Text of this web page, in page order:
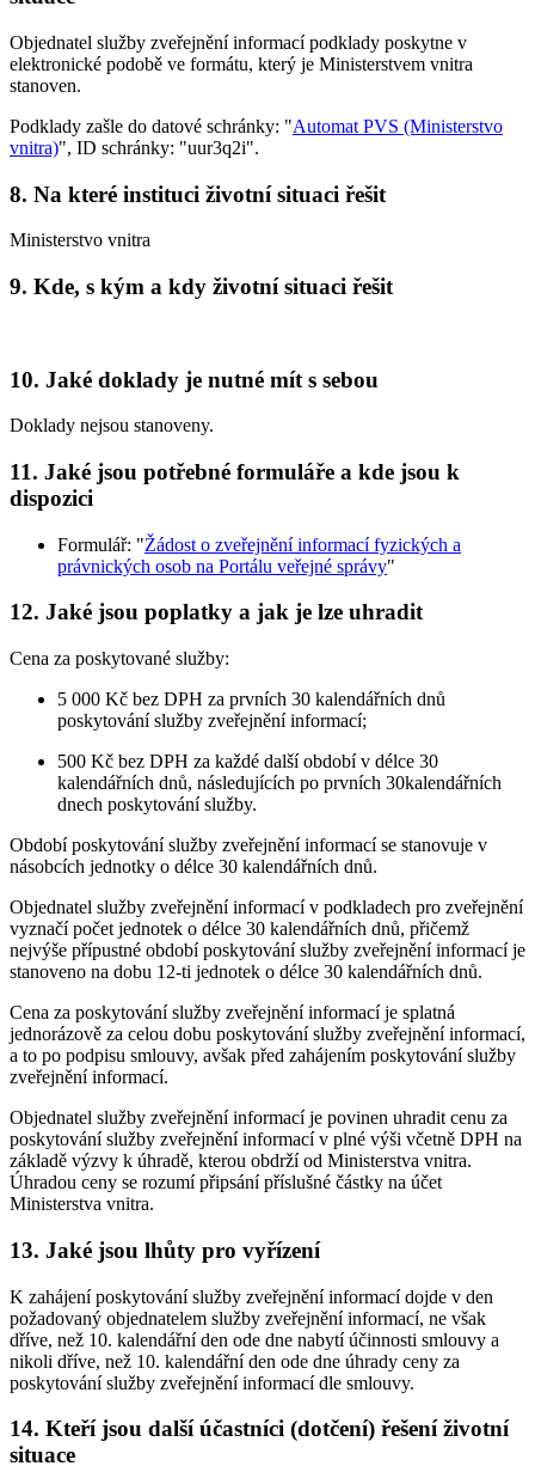
Objednatel služby zveřejnění informací podklady poskytne v
elektronické podobě ve formátu, který je Ministerstvem vnitra
stanoven.
Podklady zašle do datové schránky: "Automat PVS (Ministerstvo
vnitra)", ID schránky: "uur3q2i".
8. Na které instituci životní situaci řešit
Ministerstvo vnitra
9. Kde, s kým a kdy životní situaci řešit
10. Jaké doklady je nutné mít s sebou
Doklady nejsou stanoveny.
11. Jaké jsou potřebné formuláře a kde jsou k
dispozici
Formulář: "Žádost o zveřejnění informací fyzických a
právnických osob na Portálu veřejné správy"
12. Jaké jsou poplatky a jak je lze uhradit
Cena za poskytované služby:
5 000 Kč bez DPH za prvních 30 kalendářních dnů
poskytování služby zveřejnění informací;
500 Kč bez DPH za každé další období v délce 30
kalendářních dnů, následujících po prvních 30kalendářních
dnech poskytování služby.
Období poskytování služby zveřejnění informací se stanovuje v
násobcích jednotky o délce 30 kalendářních dnů.
Objednatel služby zveřejnění informací v podkladech pro zveřejnění
vyznačí počet jednotek o délce 30 kalendářních dnů, přičemž
nejvýše přípustné období poskytování služby zveřejnění informací je
stanoveno na dobu 12-ti jednotek o délce 30 kalendářních dnů.
Cena za poskytování služby zveřejnění informací je splatná
jednorázově za celou dobu poskytování služby zveřejnění informací,
a to po podpisu smlouvy, avšak před zahájením poskytování služby
zveřejnění informací.
Objednatel služby zveřejnění informací je povinen uhradit cenu za
poskytování služby zveřejnění informací v plné výši včetně DPH na
základě výzvy k úhradě, kterou obdrží od Ministerstva vnitra.
Úhradou ceny se rozumí připsání příslušné částky na účet
Ministerstva vnitra.
13. Jaké jsou lhůty pro vyřízení
K zahájení poskytování služby zveřejnění informací dojde v den
požadovaný objednatelem služby zveřejnění informací, ne však
dříve, než 10. kalendářní den ode dne nabytí účinnosti smlouvy a
nikoli dříve, než 10. kalendářní den ode dne úhrady ceny za
poskytování služby zveřejnění informací dle smlouvy.
14. Kteří jsou další účastníci (dotčení) řešení životní
situace